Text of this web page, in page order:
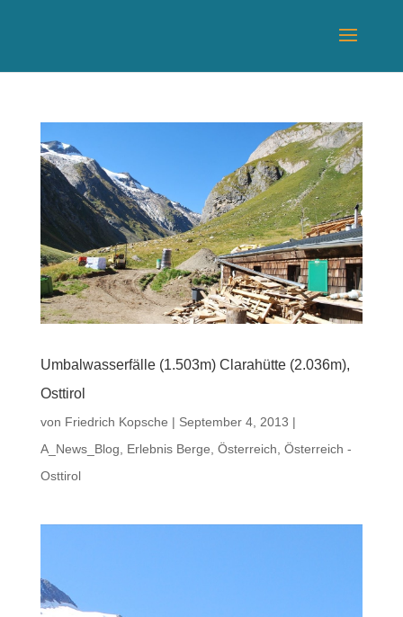
Umbalwasserfälle (1.503m) Clarahütte (2.036m),
Osttirol
von Friedrich Kopsche | September 4, 2013 |
A_News_Blog
Erlebnis Berge Österreich Österreich -
Osttirol